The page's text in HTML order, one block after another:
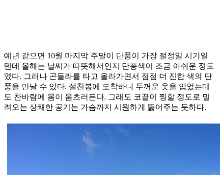
예년 같으면 10월 마지막 주말이 단풍이 가장 절정일 시기일
텐데 올해는 날씨가 따뜻해서인지 단풍색이 조금 아쉬운 정도
였다. 그러나 곤돌라를 타고 올라가면서 점점 더 진한 색의 단
풍을 만날 수 있다. 설천봉에 도착하니 두꺼운 옷을 입었는데
도 찬바람에 몸이 움츠러든다. 그래도 코끝이 찡할 정도로 밀
려오는 상쾌한 공기는 가슴까지 시원하게 뚫어주는 듯하다.